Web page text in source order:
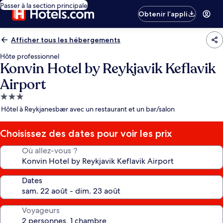
Passer à la section principale
Obtenir l’appli
Afficher tous les hébergements
Hôte professionnel
Konvin Hotel by Reykjavik Keflavik
Airport
Hébergement
3.0 étoiles
Hôtel à Reykjanesbær avec un restaurant et un bar/salon
Choisissez des dates pour voir les prix
Où allez-vous ?
Dates
Voyageurs